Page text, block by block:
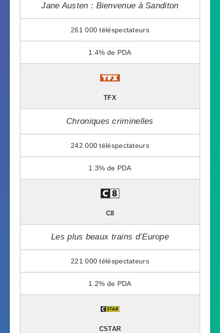
Jane Austen : Bienvenue à Sanditon
261 000
1.4%
TFX
Chroniques criminelles
242 000
1.3%
C8
Les plus beaux trains d’Europe
221 000
1.2%
CSTAR